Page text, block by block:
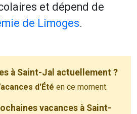
et dépend de
de Limoges.
à Saint-Jal actuellement ?
d'Été en ce moment.
vacances à Saint-